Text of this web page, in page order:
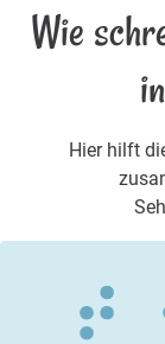
Wie
Hier hilft